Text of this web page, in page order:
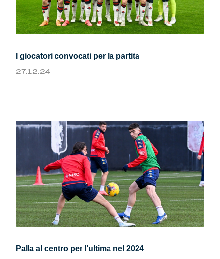
I giocatori convocati per la partita
27.12.24
Palla al centro per l’ultima nel 2024